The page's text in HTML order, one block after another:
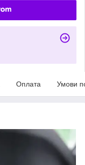
Оплата Умови